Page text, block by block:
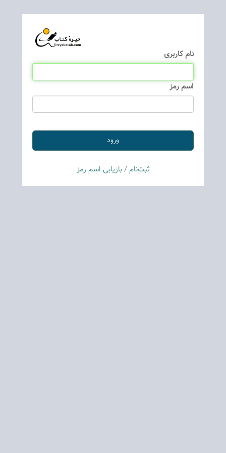
نام كاربری
اسم رمز
ثبت‌نام/بازیابی اسم رمز